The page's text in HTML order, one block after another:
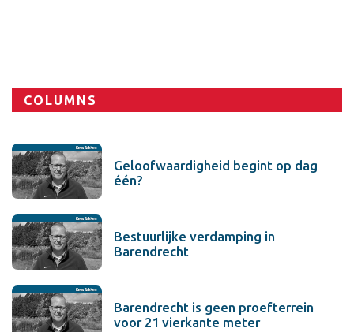
COLUMNS
Geloofwaardigheid begint op dag
één?
Bestuurlijke verdamping in
Barendrecht
Barendrecht is geen proefterrein
voor 21 vierkante meter